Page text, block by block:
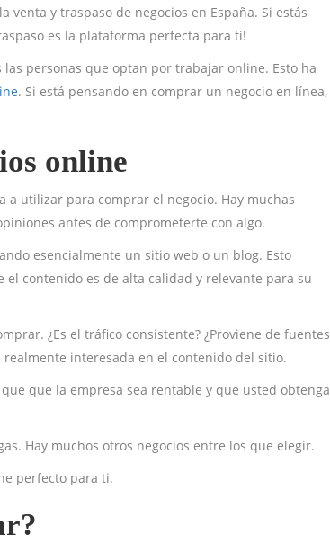
venta y traspaso de negocios en España. Si estás
es la plataforma perfecta para ti!
personas que optan por trabajar online. Esto ha
. Si está pensando en comprar un negocio en línea,
online
utilizar para comprar el negocio. Hay muchas
antes de comprometerte con algo.
esencialmente un sitio web o un blog. Esto
contenido es de alta calidad y relevante para su
¿Es el tráfico consistente? ¿Proviene de fuentes
realmente interesada en el contenido del sitio.
que la empresa sea rentable y que usted obtenga
Hay muchos otros negocios entre los que elegir.
perfecto para ti.